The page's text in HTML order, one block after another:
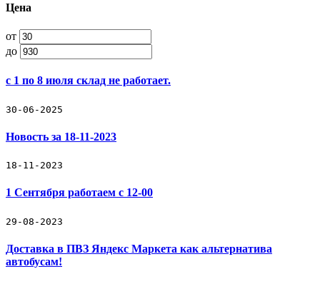
Цена
от
до
с 1 по 8 июля склад не работает.
30-06-2025
Новость за 18-11-2023
18-11-2023
1 Сентября работаем с 12-00
29-08-2023
Доставка в ПВЗ Яндекс Маркета как альтернатива
автобусам!